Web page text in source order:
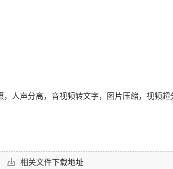
人声分离，音视频转文字，图片压缩，视频超
相关文件下载地址